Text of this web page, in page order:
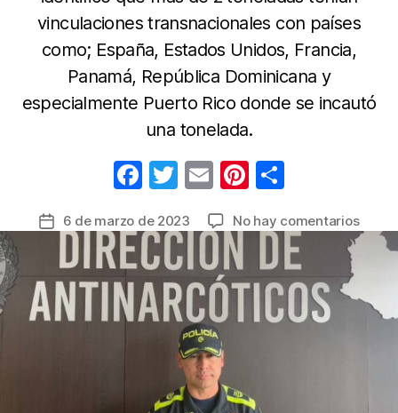
vinculaciones transnacionales con países
como; España, Estados Unidos, Francia,
Panamá, República Dominicana y
especialmente Puerto Rico donde se incautó
una tonelada.
F
c
e
b
o
T
itt
er
E
ail
Pi
er
e
st
m
p
ar
tir
Fecha
entrada
6 de marzo de 2023 No hay comentariosen
En
5.9